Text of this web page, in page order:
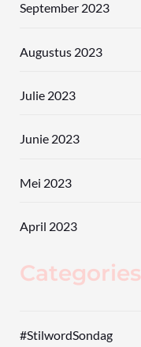
September 2023
Augustus 2023
Julie 2023
Junie 2023
Mei 2023
April 2023
Categories
#StilwordSondag